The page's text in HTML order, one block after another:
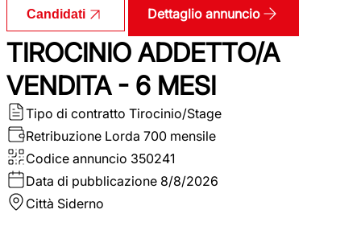
Candidati Dettaglio annuncio
TIROCINIO ADDETTO/A
VENDITA - 6 MESI
Tipo di contratto Tirocinio/Stage
Retribuzione Lorda 700 mensile
Codice annuncio 350241
Data di pubblicazione 8/8/2026
Città Siderno